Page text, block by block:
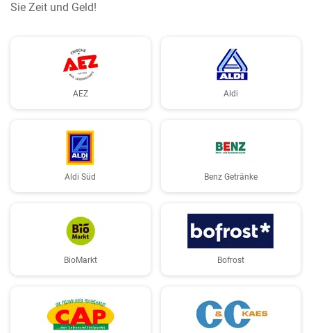
Sie Zeit und Geld!
AEZ Aldi
Aldi Süd Benz Getränke
BioMarkt Bofrost